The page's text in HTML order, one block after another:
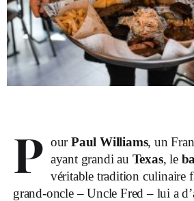
P ourPaul Williams, un
ayant grandi au Texas, le
véritable tradition culinaire
grand-oncle – Uncle Fred – lui a